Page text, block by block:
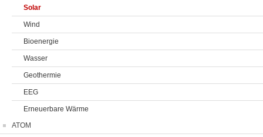
Solar
Wind
Bioenergie
Wasser
Geothermie
EEG
Erneuerbare Wärme
ATOM